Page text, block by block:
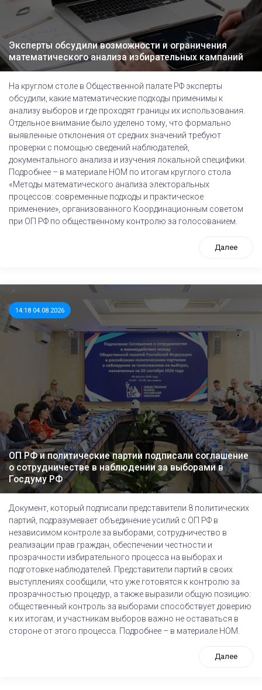
Эксперты обсудили возможности и ограничения
математического анализа избирательных кампаний
На круглом столе в Общественной палате РФ эксперты
обсудили, какие математические подходы применимы к
анализу выборов и где проходят границы их использования.
Отдельное внимание было уделено тому, что формально
выявленные отклонения от средних значений требуют
проверки с помощью сведений наблюдателей,
документального анализа и изучения локальной специфики.
Подробнее – в материале НОМ по итогам круглого стола
«Методы математического анализа электоральных
процессов: современные подходы и практическое
применение», организованного Координационным советом
при ОП РФ по общественному контролю за голосованием.
Далее
14:18 04.08.2026
ОП РФ и политические партии подписали соглашение
о сотрудничестве в наблюдении за выборами в
Госдуму РФ
Документ, который подписали представители 8 политических
партий, подразумевает объединение усилий с ОП РФ в
независимом контроле за выборами, сотрудничество в
реализации прав граждан, обеспечении честности и
прозрачности избирательного процесса на выборах и
подготовке наблюдателей. Представители партий в своих
выступлениях сообщили, что уже готовятся к контролю за
прозрачностью процедур, а также выразили общую позицию:
общественный контроль за выборами способствует доверию
к их итогам, и участникам выборов важно не оставаться в
стороне от этого процесса. Подробнее – в материале НОМ.
Далее